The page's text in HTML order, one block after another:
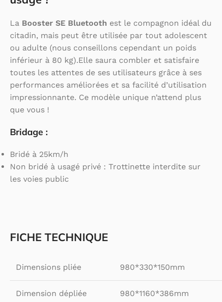
La Booster SE Bluetooth est le compagnon idéal du
citadin, mais peut être utilisée par tout adolescent
ou adulte (nous conseillons cependant un poids
inférieur à 80 kg).Elle saura combler et satisfaire
toutes les attentes de ses utilisateurs grâce à ses
performances améliorées et sa facilité d’utilisation
impressionnante. Ce modèle unique n’attend plus
que vous !
Bridage :
Bridé à 25km/h
Non bridé à usagé privé : Trottinette interdite sur
les voies public
FICHE TECHNIQUE
Dimensions pliée 980*330*150mm
Dimension dépliée 980*1160*386mm